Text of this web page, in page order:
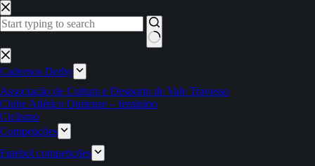
Pular
para
o
Sem
resultados
Cadernos Derby
Associação de Cultura e Desporto de Vale Travesso
Clube Atlético Ouriense – feminino
Ciclismo
Competições
Futebol competições